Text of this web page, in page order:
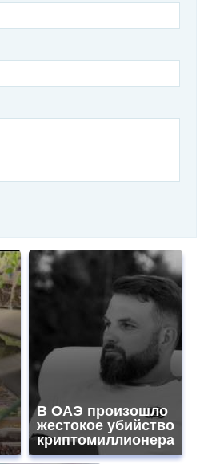
В ОАЭ произошло
жестокое убийство
криптомиллионера